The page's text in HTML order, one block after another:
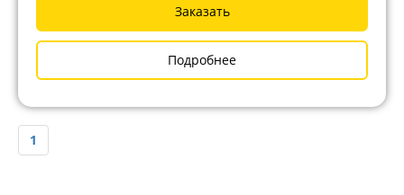
Заказать
Подробнее
1